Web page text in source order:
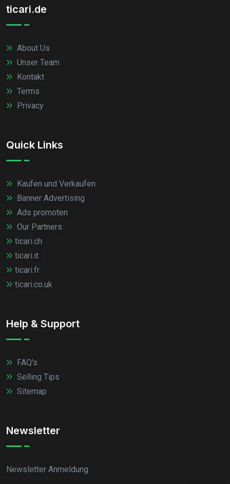
ticari.de
About Us
Unser Team
Kontakt
Terms
Privacy
Quick Links
Kaufen und Verkaufen
Banner Advertising
Ads promoten
Our Partners
ticari.ch
ticari.it
ticari.fr
ticari.co.uk
Help & Support
FAQ's
Selling Tips
Sitemap
Newsletter
Newsletter Anmeldung